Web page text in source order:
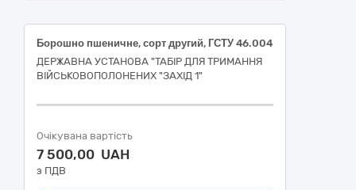
Борошно пшеничне, сорт другий, ГСТУ 46.004
ДЕРЖАВНА УСТАНОВА "ТАБІР ДЛЯ ТРИМАННЯ
ВІЙСЬКОВОПОЛОНЕНИХ "ЗАХІД 1"
Очікувана вартість
7 500,00 UAH
з ПДВ